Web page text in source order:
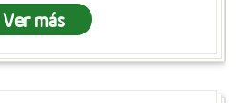
Ver más